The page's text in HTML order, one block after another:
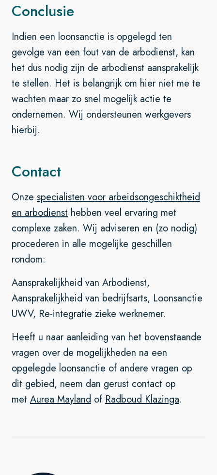
Conclusie
Indien een loonsanctie is opgelegd ten
gevolge van een fout van de arbodienst, kan
het dus nodig zijn de arbodienst aansprakelijk
te stellen. Het is belangrijk om hier niet me te
wachten maar zo snel mogelijk actie te
ondernemen. Wij ondersteunen werkgevers
hierbij.
Contact
Onze specialisten voor arbeidsongeschiktheid
en arbodienst hebben veel ervaring met
complexe zaken. Wij adviseren en (zo nodig)
procederen in alle mogelijke geschillen
rondom:
Aansprakelijkheid van Arbodienst,
Aansprakelijkheid van bedrijfsarts, Loonsanctie
UWV, Re-integratie zieke werknemer.
Heeft u naar aanleiding van het bovenstaande
vragen over de mogelijkheden na een
opgelegde loonsanctie of andere vragen op
dit gebied, neem dan gerust contact op
met Aurea Mayland of Radboud Klazinga.